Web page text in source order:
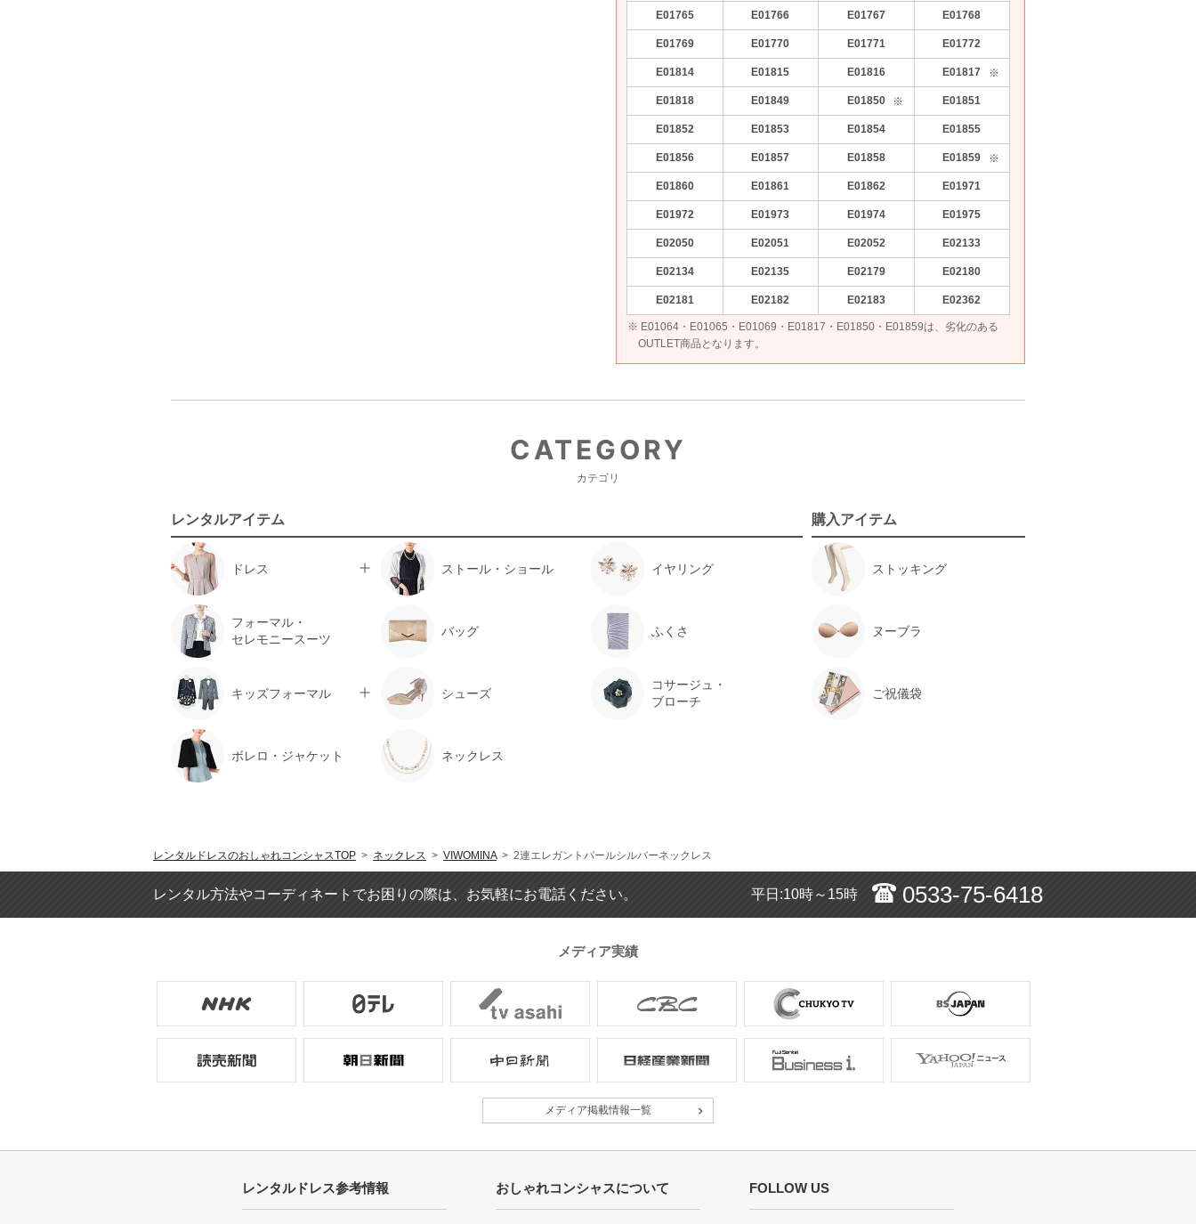
E01765 E01766 E01767 E01768
E01769 E01770 E01771 E01772
E01814 E01815 E01816 E01817 ※
E01818 E01849 E01850 ※ E01851
E01852 E01853 E01854 E01855
E01856 E01857 E01858 E01859 ※
E01860 E01861 E01862 E01971
E01972 E01973 E01974 E01975
E02050 E02051 E02052 E02133
E02134 E02135 E02179 E02180
E02181 E02182 E02183 E02362
※ E01064・E01065・E01069・E01817・E01850・E01859は、劣化のある
OUTLET商品となります。
CATEGORY
カテゴリ
レンタルアイテム
ドレス ストール・ショール イヤリング
フォーマル・
セレモニースーツ
バッグ ふくさ
キッズフォーマル シューズ
コサージュ・
ブローチ
ボレロ・ジャケット ネックレス
購入アイテム
ストッキング
ヌーブラ
ご祝儀袋
レンタルドレスのおしゃれコンシャスTOP > ネックレス > VIWOMINA> 2連エレガントパールシルバーネックレス
レンタル方法やコーディネートでお困りの際は、お気軽にお電話ください。 平日:10時～15時 0533-75-6418
メディア実績
メディア掲載情報一覧
レンタルドレス参考情報 おしゃれコンシャスについて FOLLOW US